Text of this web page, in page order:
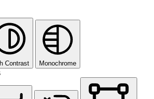
Contrast Monochrome